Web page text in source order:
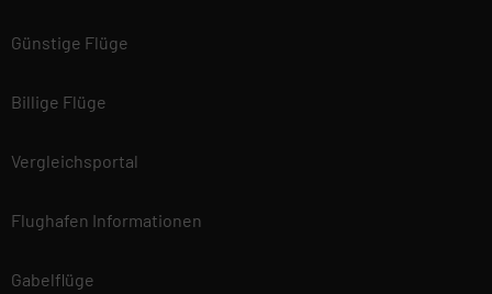
Günstige Flüge
Billige Flüge
Vergleichsportal
Flughafen Informationen
Gabelflüge